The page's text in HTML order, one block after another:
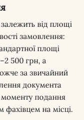
від площі
замовлення:
площі
500 грн, а
за звичайний
документа
моменту подання
фахівцем на місці.